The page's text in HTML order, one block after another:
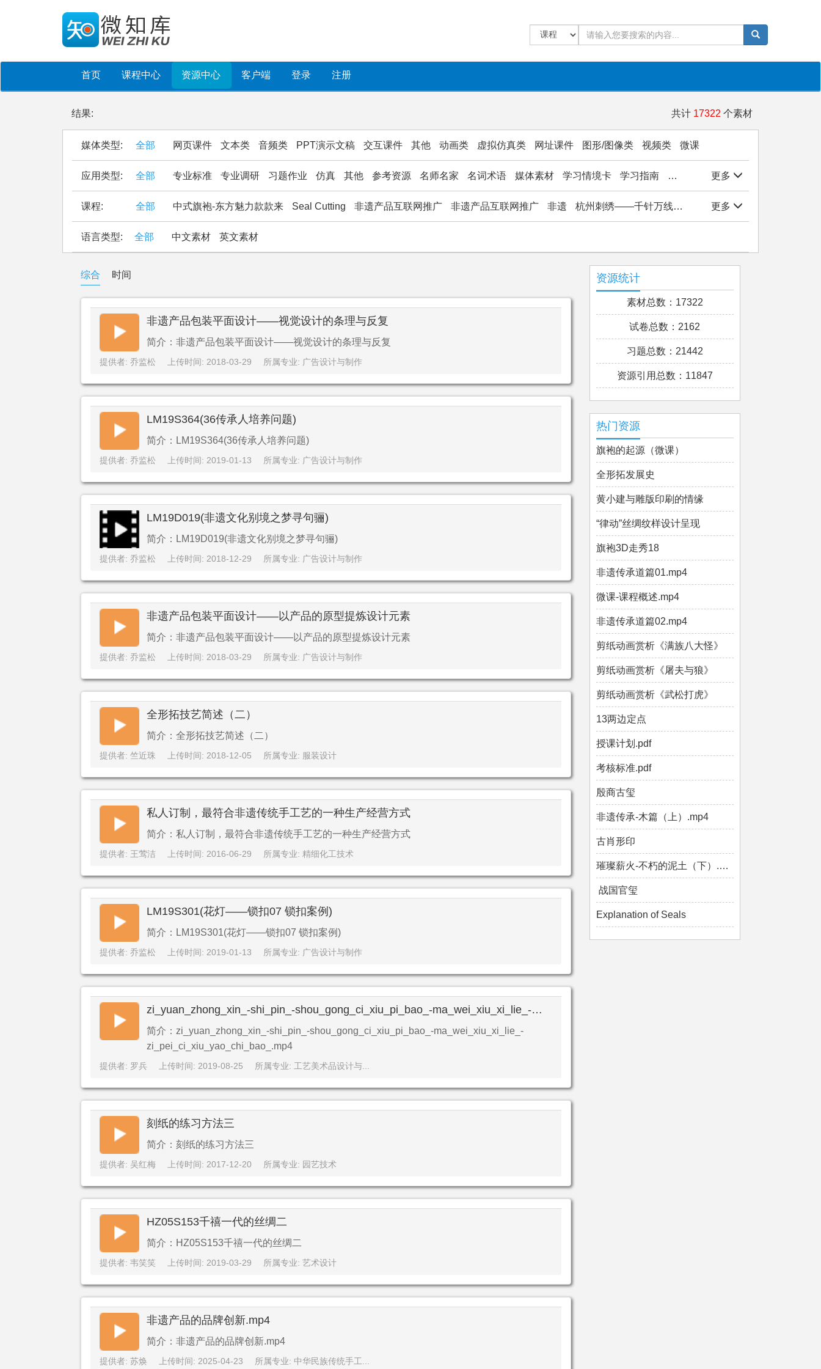
首页 课程中心 资源中心 客户端 登录 注册
结果: 共计 17322 个素材
媒体类型: 全部 网页课件 文本类 音频类 PPT演示文稿 交互课件 其他 动画类 虚拟仿真类 网址课件 图形/图像类 视频类 微课
应用类型: 全部 专业标准 专业调研 习题作业 仿真 其他 参考资源 名师名家 名词术语 媒体素材 学习情境卡 学习指南 学生作品 实验/实训/实习
更多
课程: 全部 中式旗袍-东方魅力款款来 Seal Cutting 非遗产品互联网推广 非遗产品互联网推广 非遗 杭州刺绣——千针万线绣西湖 杭州刺绣——千针万线绣
更多
语言类型: 全部 中文素材 英文素材
综合 时间
非遗产品包装平面设计——视觉设计的条理与反复
简介：非遗产品包装平面设计——视觉设计的条理与反复
提供者: 乔监松 上传时间: 2018-03-29 所属专业: 广告设计与制作
LM19S364(36传承人培养问题)
简介：LM19S364(36传承人培养问题)
提供者: 乔监松 上传时间: 2019-01-13 所属专业: 广告设计与制作
LM19D019(非遗文化别境之梦寻句骊)
简介：LM19D019(非遗文化别境之梦寻句骊)
提供者: 乔监松 上传时间: 2018-12-29 所属专业: 广告设计与制作
非遗产品包装平面设计——以产品的原型提炼设计元素
简介：非遗产品包装平面设计——以产品的原型提炼设计元素
提供者: 乔监松 上传时间: 2018-03-29 所属专业: 广告设计与制作
全形拓技艺简述（二）
简介：全形拓技艺简述（二）
提供者: 竺近珠 上传时间: 2018-12-05 所属专业: 服装设计
私人订制，最符合非遗传统手工艺的一种生产经营方式
简介：私人订制，最符合非遗传统手工艺的一种生产经营方式
提供者: 王莺洁 上传时间: 2016-06-29 所属专业: 精细化工技术
LM19S301(花灯——锁扣07 锁扣案例)
简介：LM19S301(花灯——锁扣07 锁扣案例)
提供者: 乔监松 上传时间: 2019-01-13 所属专业: 广告设计与制作
zi_yuan_zhong_xin_-shi_pin_-shou_gong_ci_xiu_pi_bao_-ma_wei_xiu_xi_lie_-zi_pei_ci_xiu_yao_chi_bao_.mp4
简介：zi_yuan_zhong_xin_-shi_pin_-shou_gong_ci_xiu_pi_bao_-ma_wei_xiu_xi_lie_-
zi_pei_ci_xiu_yao_chi_bao_.mp4
提供者: 罗兵 上传时间: 2019-08-25 所属专业: 工艺美术品设计与...
刻纸的练习方法三
简介：刻纸的练习方法三
提供者: 吴红梅 上传时间: 2017-12-20 所属专业: 园艺技术
HZ05S153千禧一代的丝绸二
简介：HZ05S153千禧一代的丝绸二
提供者: 韦笑笑 上传时间: 2019-03-29 所属专业: 艺术设计
非遗产品的品牌创新.mp4
简介：非遗产品的品牌创新.mp4
提供者: 苏焕 上传时间: 2025-04-23 所属专业: 中华民族传统手工...
资源统计
素材总数：17322
试卷总数：2162
习题总数：21442
资源引用总数：11847
热门资源
旗袍的起源（微课）
全形拓发展史
黄小建与雕版印刷的情缘
“律动”丝绸纹样设计呈现
旗袍3D走秀18
非遗传承道篇01.mp4
微课-课程概述.mp4
非遗传承道篇02.mp4
剪纸动画赏析《满族八大怪》
剪纸动画赏析《屠夫与狼》
剪纸动画赏析《武松打虎》
13两边定点
授课计划.pdf
考核标准.pdf
殷商古玺
非遗传承-木篇（上）.mp4
古肖形印
璀璨薪火-不朽的泥土（下）.mp4
战国官玺
Explanation of Seals